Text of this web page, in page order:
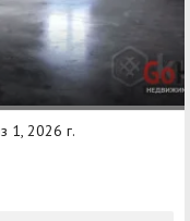
1, 2026 г.